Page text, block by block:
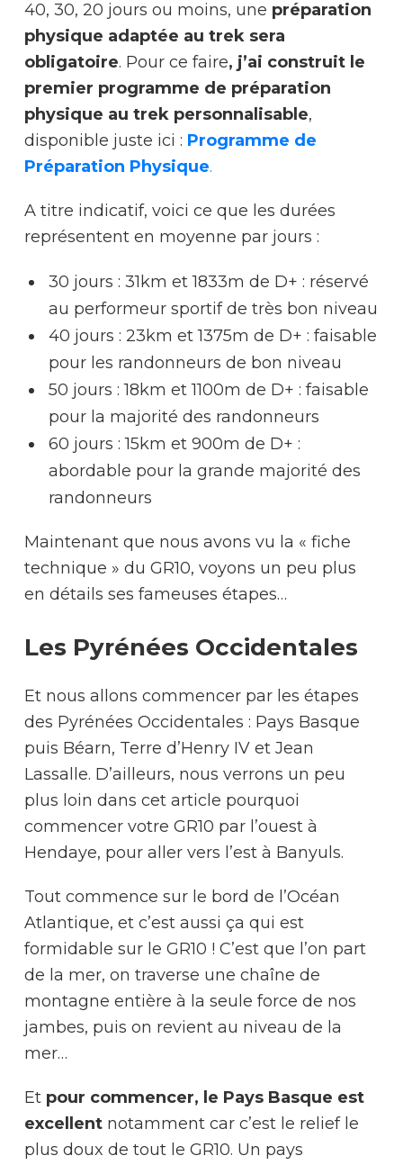
40, 30, 20 jours ou moins, une préparation
physique adaptée au trek sera
obligatoire. Pour ce faire, j’ai construit le
premier programme de préparation
physique au trek personnalisable,
disponible juste ici : Programme de
Préparation Physique.
A titre indicatif, voici ce que les durées
représentent en moyenne par jours :
30 jours : 31km et 1833m de D+ : réservé
au performeur sportif de très bon niveau
40 jours : 23km et 1375m de D+ : faisable
pour les randonneurs de bon niveau
50 jours : 18km et 1100m de D+ : faisable
pour la majorité des randonneurs
60 jours : 15km et 900m de D+ :
abordable pour la grande majorité des
randonneurs
Maintenant que nous avons vu la « fiche
technique » du GR10, voyons un peu plus
en détails ses fameuses étapes…
Les Pyrénées Occidentales
Et nous allons commencer par les étapes
des Pyrénées Occidentales : Pays Basque
puis Béarn, Terre d’Henry IV et Jean
Lassalle. D’ailleurs, nous verrons un peu
plus loin dans cet article pourquoi
commencer votre GR10 par l’ouest à
Hendaye, pour aller vers l’est à Banyuls.
Tout commence sur le bord de l’Océan
Atlantique, et c’est aussi ça qui est
formidable sur le GR10 ! C’est que l’on part
de la mer, on traverse une chaîne de
montagne entière à la seule force de nos
jambes, puis on revient au niveau de la
mer…
Et pour commencer, le Pays Basque est
excellent notamment car c’est le relief le
plus doux de tout le GR10. Un pays